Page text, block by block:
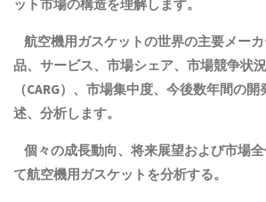
ット市場の構造を理解します。
航空機用ガスケットの世界の主要メー
品、サービス、市場シェア、市場競争状
（CARG） 、市場集中度、今後数年間の開
述、分析します。
個々の成長動向、将来展望および市場
て航空機用ガスケットを分析する。